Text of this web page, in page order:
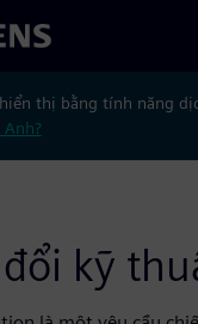
thị bằng tính năng
kỹ